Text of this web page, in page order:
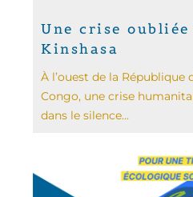
Une crise
Kinshasa
À l’ouest de la République
Congo, une crise
dans le silence...